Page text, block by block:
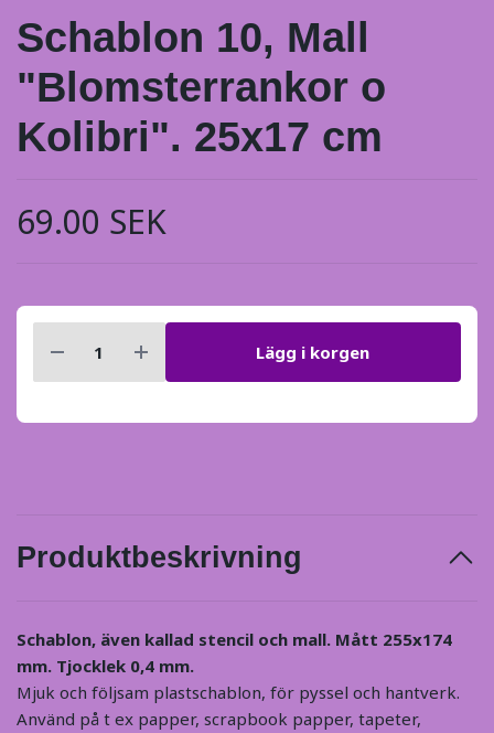
Schablon 10, Mall
"Blomsterrankor o
Kolibri". 25x17 cm
69.00 SEK
Lägg i korgen
Produktbeskrivning
Schablon, även kallad stencil och mall. Mått 255x174
mm. Tjocklek 0,4 mm.
Mjuk och följsam plastschablon, för pyssel och hantverk.
Använd på t ex papper, scrapbook papper, tapeter,